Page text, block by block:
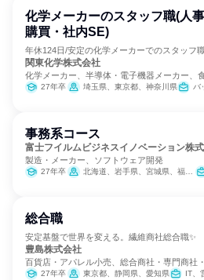
化学メーカーのスタッフ職(人
購買・社内SE)
年休124日/安定の化学メーカーでのスタッフ
関東化学株式会社
化学メーカー、半導体・電子機器メーカー、
27年卒 埼玉県、東京都、神奈川県 バッ
事務系コース
富士フイルムビジネスイノベーション株
製造・メーカー、ソフトウェア開発
27年卒 北海道、岩手県、宮城県、福島県、茨城県、栃木県、群馬県、埼玉県、千葉県、東京都、神奈川県、新潟県、石川県、長野県、岐阜県、静岡県、愛知県、三重県、京都府、大阪府、兵庫県、岡山県、広島県、山口県、香川県、福岡県、長崎県、熊本県、鹿児島県
総合職
安定基盤で世界を変える。繊維商社総合職✨
豊島株式会社
百貨店・アパレル小売、総合商社・専門商社
27年卒 東京都、静岡県、愛知県 IT、